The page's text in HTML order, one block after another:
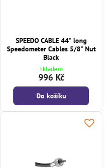
SPEEDO CABLE 44" long
Speedometer Cables 5/8" Nut
Black
Skladem
996 Kč
Do košíku